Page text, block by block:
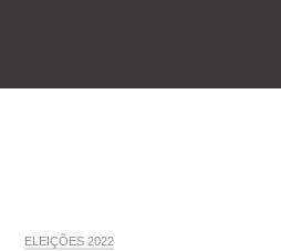
ELEIÇÕES 2022